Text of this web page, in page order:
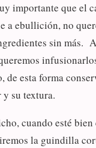
importante que el
a ebullición, no
sin más.
de esta forma
su textura.
cuando esté bien
la guindilla